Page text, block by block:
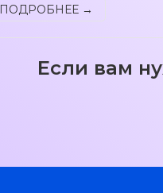
ПОДРОБНЕЕ →
Если вам